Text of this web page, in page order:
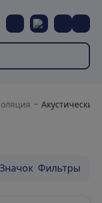
Акустические
Фильтры